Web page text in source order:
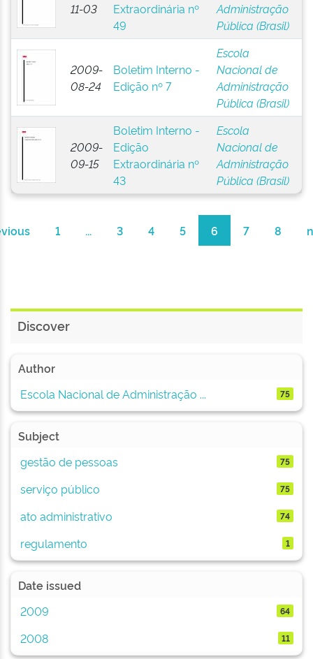
11-03
Extraordinária nº
49
Administração
Pública (Brasil)
2009-
08-24
Boletim Interno -
Edição nº 7
Escola
Nacional de
Administração
Pública (Brasil)
2009-
09-15
Boletim Interno -
Edição
Extraordinária nº
43
Escola
Nacional de
Administração
Pública (Brasil)
1 ... 3 4 5 6 7 8
Discover
Author
Escola Nacional de Administração ...
75
Subject
gestão de pessoas
75
serviço público 75
ato administrativo 74
regulamento 1
Date issued
2009
64
2008 11